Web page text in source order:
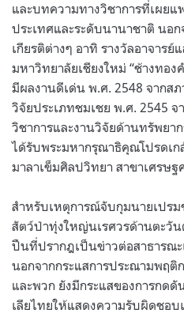
และบทความทางวิชาการที่เผย
ประเทศและระดับนานาชาติ นอ
เกียรติต่างๆ อาทิ รางวัลอาจารย์
มหาวิทยาลัยเชียงใหม่ “ช้างทอง
มีผลงานดีเด่น พ.ศ. 2548 จากส
วิจัยประเภทชมเชย พ.ศ. 2545
วิชาการและงานวิจัยด้านทรัพยา
ได้รับพระมหากรุณาธิคุณโปรดเ
มาลาเข็มศิลปวิทยา สาขาเศรษ
สำหรับเหตุการณ์จับกุมนายเปร
สัตว์ป่าทุ่งใหญ่นเรศวรด้านตะวั
ปืนที่ปรากฎเป็นข่าวต่อสาธารณ
นอกจากกระแสการประณามพฤ
และพวก ยังมีกระแสของการกด
เลียไทยให้แสดงความรับผิดชอบ